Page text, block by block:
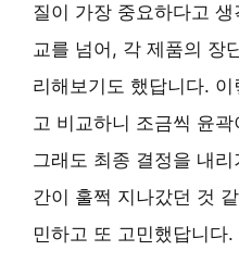
질이 가장 중요하다고
교를 넘어, 각 제품의 장
리해보기도 했답니다.
고 비교하니 조금씩 윤
그래도 최종 결정을 내
간이 훌쩍 지나갔던 것
민하고 또 고민했답니다.